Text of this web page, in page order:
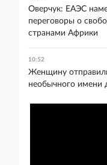
Оверчук: ЕАЭС
переговоры о
странами Африки
10:52
Женщину
необычного имени